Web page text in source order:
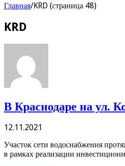
Главная/KRD (страница 48)
KRD
В Краснодаре на ул.
12.11.2021
Участок сети водоснабжения
в рамках реализации